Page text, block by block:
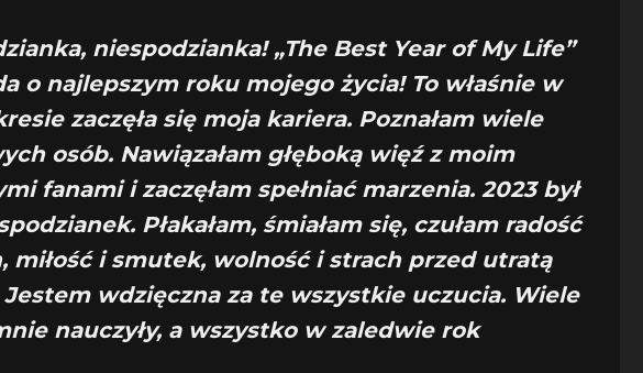
niespodzianka! „The Best Year of My Life”
o najlepszym roku mojego życia! To właśnie w
zaczęła się moja kariera. Poznałam wiele
osób. Nawiązałam głęboką więź z moim
fanami i zaczęłam spełniać marzenia. 2023 był
Płakałam, śmiałam się, czułam radość
miłość i smutek, wolność i strach przed utratą
wdzięczna za te wszystkie uczucia. Wiele
nauczyły, a wszystko w zaledwie rok